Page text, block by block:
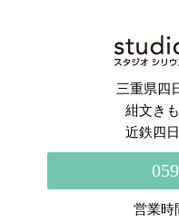
三重県四
紺文き
近鉄四
営業時